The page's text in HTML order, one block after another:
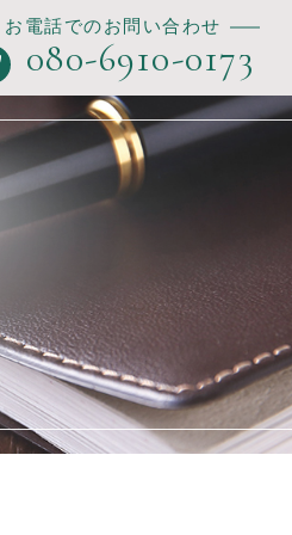
お電話でのお問い合わせ
080-6910-0173